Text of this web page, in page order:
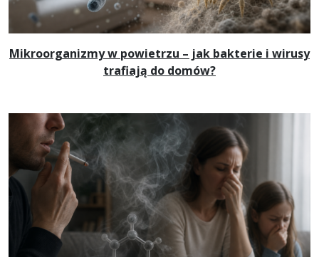
Mikroorganizmy w powietrzu – jak bakterie i wirusy
trafiają do domów?